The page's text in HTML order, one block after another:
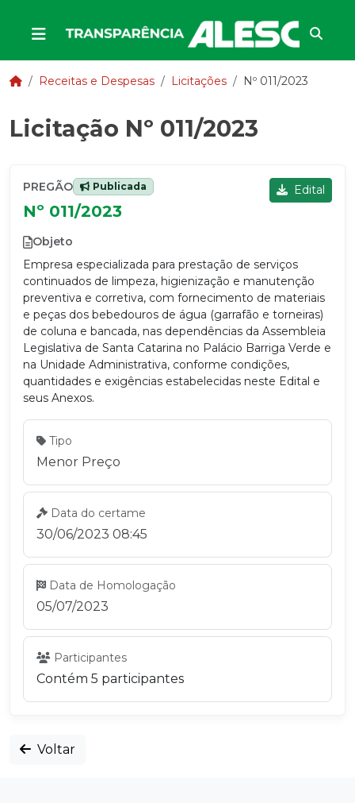
Receitas e Despesas Licitações Nº 011/2023
Licitação Nº 011/2023
PREGÃO Publicada
Nº 011/2023
Edital
Objeto
Empresa especializada para prestação de serviços
continuados de limpeza, higienização e manutenção
preventiva e corretiva, com fornecimento de materiais
e peças dos bebedouros de água (garrafão e torneiras)
de coluna e bancada, nas dependências da Assembleia
Legislativa de Santa Catarina no Palácio Barriga Verde e
na Unidade Administrativa, conforme condições,
quantidades e exigências estabelecidas neste Edital e
seus Anexos.
Tipo
Menor Preço
Data do certame
30/06/2023 08:45
Data de Homologação
05/07/2023
Participantes
Contém 5 participantes
Voltar